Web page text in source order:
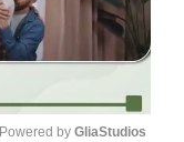
Powered by GliaStudios